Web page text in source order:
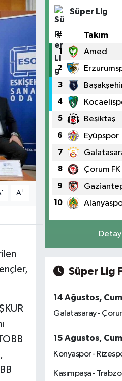
- A+
Süper Lig
# Takım
1 Amed
2
3
4
5 Beşiktaş
6 Eyüpspor
7
8 Çorum FK
9
10
Süper Lig
14 Ağustos,
Galatasaray -
15 Ağustos,
Konyaspor -
Kasımpaşa -